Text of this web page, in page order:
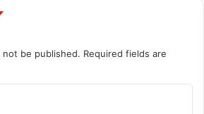
not be published. Required fields are